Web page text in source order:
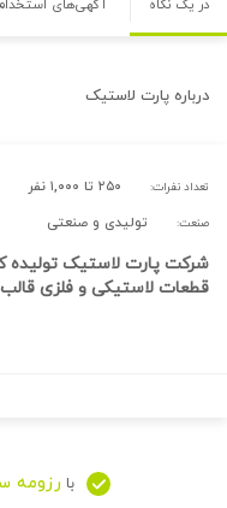
در یک نگاه آگهی‌های
درباره پارت لاستیک
تعداد نفرات: ۲۵۰ تا ۱,۰۰۰ نفر
صنعت: تولیدی و صنعتی
شرکت پارت لاستیک تولیده
قطعات لاستیکی و فلزی
با رزومه